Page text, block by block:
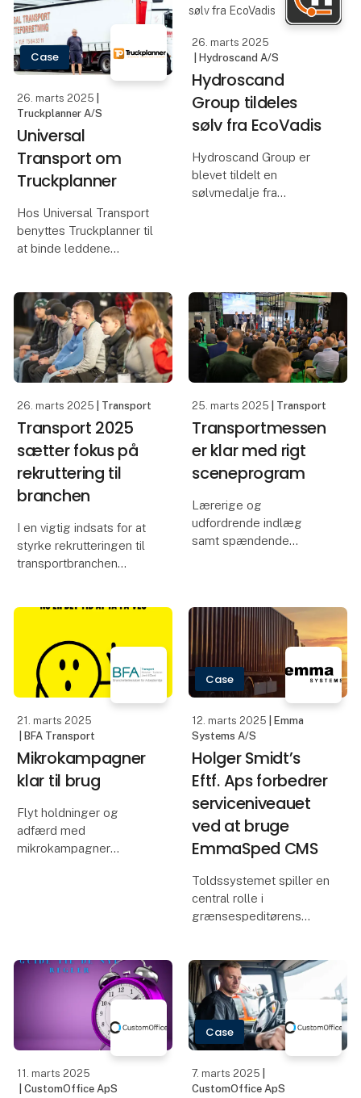
Kommune, hvor man
med 8 selskaber bl.a.
dækker over el, vand,
(TMS), hvilket har lettet
arbejdsgange i forhold
til or
Case
26. marts 2025
Truckplanner A/S
Universal
Transport om
Truckplanner
Hos Universal Transport
benyttes Truckplanner til
at binde leddene
integration med
samarbejdspartnere og
kunder.
Universal Transport er et
26. marts 2025
| Hydroscand A/S
Hydroscand
Group tildeles
sølv fra EcoVadis
Hydroscand Group er
blevet tildelt en
sølvmedalje fra
bevidst og aktivt
arbejder for en bæred
26. marts 2025 | Transport
Transport 2025
sætter fokus på
rekruttering til
branchen
I en vigtig indsats for at
styrke rekrutteringen til
transportbranchen
blevet inviteret til
messen, og he
25. marts 2025 | Transport
Transportmessen
er klar med rigt
sceneprogram
Lærerige og
udfordrende indlæg
samt spændende
bæredygtige drivmidler
er i vente, når
Skandinaviens førende
transportmesse samler
toneangivende aktører
21. marts 2025
| BFA Transport
Mikrokampagner
klar til brug
Flyt holdninger og
adfærd med
mikrokampagner
ny måde. Med mikro
Case
12. marts 2025
| Emma
Systems A/S
Holger Smidt’s
Eftf. Aps forbedrer
serviceniveauet
ved at bruge
EmmaSped CMS
Toldssystemet spiller en
central rolle i
grænsespeditørens
data, brugervenlig
opsætning og
avancerede funktioner er
blandt de vigtigste
egenskaber.
Den danske
11. marts 2025
| CustomOffice ApS
Case
7. marts 2025
CustomOffice ApS